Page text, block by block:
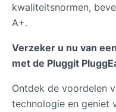
kwaliteitsnormen,
A+.
Verzeker u nu van
met de Pluggit
Ontdek de voordelen
technologie en geniet